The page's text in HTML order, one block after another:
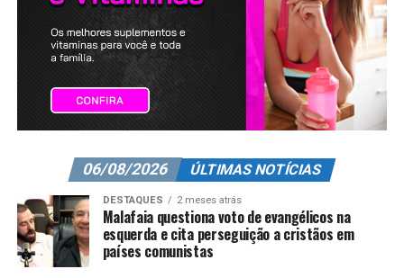
06/08/2026 ÚLTIMAS NOTÍCIAS
DESTAQUES 2 meses atrás
Malafaia questiona voto de evangélicos na
esquerda e cita perseguição a cristãos em
países comunistas